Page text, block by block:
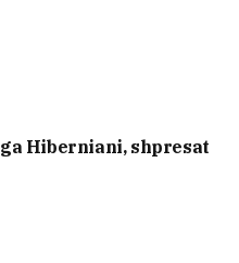
Hiberniani, shpresat